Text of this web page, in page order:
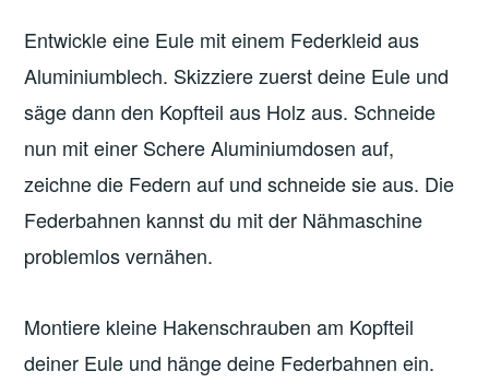
Entwickle eine Eule mit einem Federkleid aus
Aluminiumblech. Skizziere zuerst deine Eule und
säge dann den Kopfteil aus Holz aus. Schneide
nun mit einer Schere Aluminiumdosen auf,
zeichne die Federn auf und schneide sie aus. Die
Federbahnen kannst du mit der Nähmaschine
problemlos vernähen.
Montiere kleine Hakenschrauben am Kopfteil
deiner Eule und hänge deine Federbahnen ein.